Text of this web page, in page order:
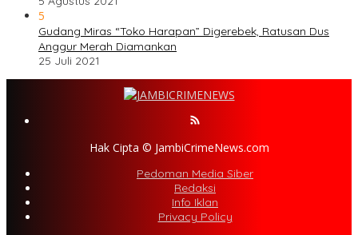
5
Gudang Miras “Toko Harapan” Digerebek, Ratusan Dus
Anggur Merah Diamankan
25 Juli 2021
Hak Cipta © JambiCrimeNews.com
Pedoman Media Siber
Redaksi
Info Iklan
Privacy Policy